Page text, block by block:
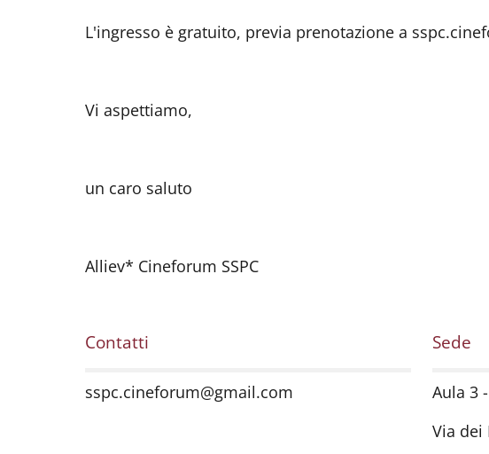
L'ingresso è gratuito, previa prenotazione a
Vi aspettiamo,
un caro saluto
Alliev* Cineforum SSPC
Contatti
sspc.cineforum@gmail.com
Sede
Aula 3
Via dei